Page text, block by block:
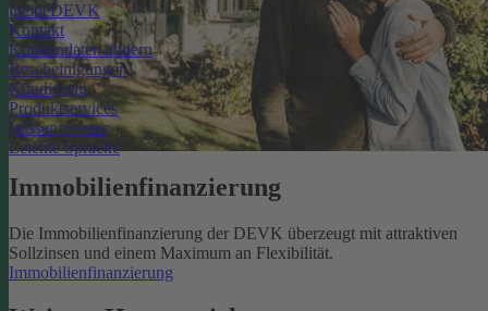
meineDEVK
Kontakt
Kundendaten ändern
Bescheinigungen
Kündigung
Produktservices
Wissenswertes
Leichte Sprache
Immobilienfinanzierung
Die Immobilienfinanzierung der DEVK überzeugt mit attraktiven
Sollzinsen und einem Maximum an Flexibilität.
Immobilienfinanzierung